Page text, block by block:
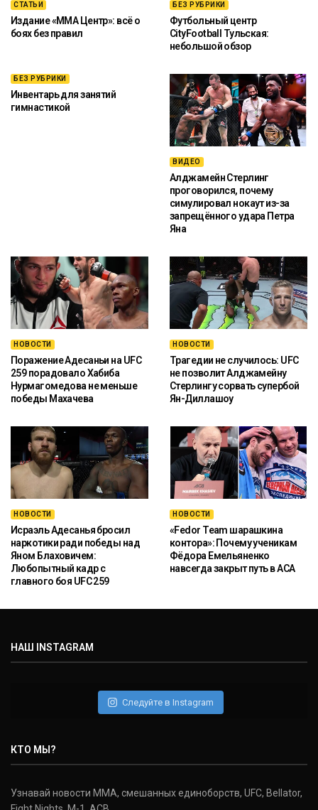
СТАТЬИ
Издание «ММА Центр»: всё о
боях без правил
БЕЗ РУБРИКИ
Футбольный центр
CityFootball Тульская:
небольшой обзор
БЕЗ РУБРИКИ
Инвентарь для занятий
гимнастикой
ВИДЕО
Алджамейн Стерлинг
проговорился, почему
симулировал нокаут из-за
запрещённого удара Петра
Яна
НОВОСТИ
Поражение Адесаньи на UFC
259 порадовало Хабиба
Нурмагомедова не меньше
победы Махачева
НОВОСТИ
Трагедии не случилось: UFC
не позволит Алджамейну
Стерлингу сорвать супербой
Ян-Диллашоу
НОВОСТИ
Исраэль Адесанья бросил
наркотики ради победы над
Яном Блаховичем:
Любопытный кадр с
главного боя UFC 259
НОВОСТИ
«Fedor Team шарашкина
контора»: Почему ученикам
Фёдора Емельяненко
навсегда закрыт путь в ACA
НАШ INSTAGRAM
Следуйте в Instagram
КТО МЫ?
Узнавай новости ММА, смешанных единоборств, UFC, Bellator,